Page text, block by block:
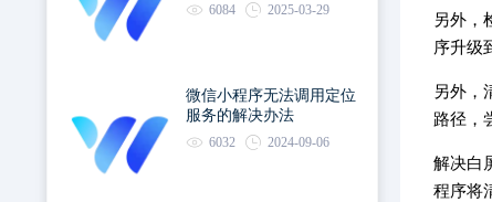
6084 2025-03-29
微信小程序无法调用定位
服务的解决办法
6032 2024-09-06
另外，
序升级
另外，
路径，
解决白
程序将